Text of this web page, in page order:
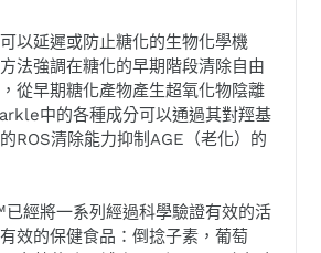
以延遲或防止糖化的生物化學機
法強調在糖化的早期階段清除自由
從早期糖化產物產生超氧化物陰離
中的各種成分可以通過其對羥基
ROS清除能力抑制AGE（老化）的
經將一系列經過科學驗證有效的活
效的保健食品：倒捻子素，葡萄